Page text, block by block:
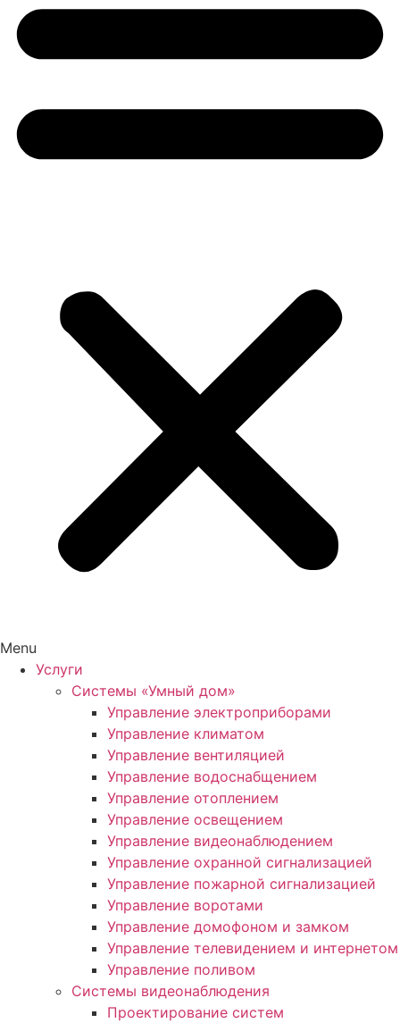
Menu
Услуги
Системы «Умный дом»
Управление электроприборами
Управление климатом
Управление вентиляцией
Управление водоснабщением
Управление отоплением
Управление освещением
Управление видеонаблюдением
Управление охранной сигнализацией
Управление пожарной сигнализацией
Управление воротами
Управление домофоном и замком
Управление телевидением и интернетом
Управление поливом
Системы видеонаблюдения
Проектирование систем